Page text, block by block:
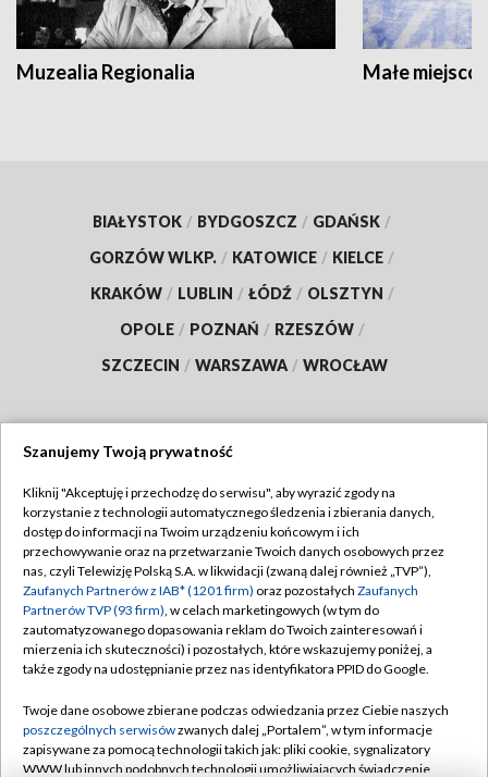
Muzealia Regionalia Małe
BIAŁYSTOK / BYDGOSZCZ / GDAŃSK /
GORZÓW WLKP. / KATOWICE / KIELCE /
KRAKÓW / LUBLIN / ŁÓDŹ / OLSZTYN /
OPOLE / POZNAŃ / RZESZÓW /
SZCZECIN / WARSZAWA / WROCŁAW
TVP
Abonament TVP
Emisja w TVP
Centrum informacji TVP
Naziemna Telewizja Cyfrowa
Rada Programowa
System NOS
Regulamin TVP
Polityka prywatności
Moje zgody
Pomoc
Kontakt
Szanujemy Twoją prywatność
Kliknij "Akceptuję i przechodzę do serwisu", aby wyrazić zgody na
korzystanie z technologii automatycznego śledzenia i zbierania danych,
dostęp do informacji na Twoim urządzeniu końcowym i ich
przechowywanie oraz na przetwarzanie Twoich danych osobowych przez
nas, czyli Telewizję Polską S.A. w likwidacji (zwaną dalej również „TVP”),
Zaufanych Partnerów z IAB* (1201 firm) oraz pozostałych Zaufanych
Partnerów TVP (93 firm), w celach marketingowych (w tym do
zautomatyzowanego dopasowania reklam do Twoich zainteresowań i
mierzenia ich skuteczności) i pozostałych, które wskazujemy poniżej, a
także zgody na udostępnianie przez nas identyfikatora PPID do Google.
Twoje dane osobowe zbierane podczas odwiedzania przez Ciebie naszych
poszczególnych serwisówzwanych dalej „Portalem”, w tym informacje
zapisywane za pomocą technologii takich jak: pliki cookie, sygnalizatory
WWW lub innych podobnych technologii umożliwiających świadczenie